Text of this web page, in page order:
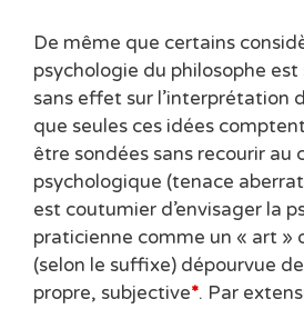
De même que certains
psychologie du philosophe
sans effet sur l’interprétation
que seules ces idées
être sondées sans recourir au
psychologique (tenace
est coutumier d’envisager la
praticienne comme un « art »
(selon le suffixe) dépourvue
propre, subjective*. Par